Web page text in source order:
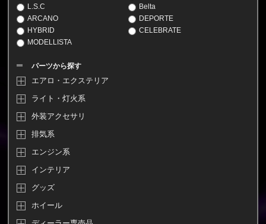
L.S.C
Belta
ARCANO
DEPORTE
HYBRID
CELEBRATE
MODELLISTA
パーツから探す
エアロ・エクステリア
ライト・灯火系
外装アクセサリ
排気系
エンジン系
インテリア
グッズ
ホイール